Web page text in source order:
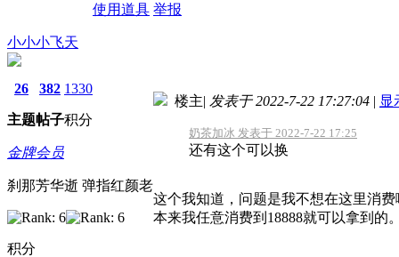
使用道具 举报
小小小飞天
26
主题
382
帖子
1330
积分
金牌会员
刹那芳华逝 弹指红颜老
积分
楼主| 发表于 2022-7-22 17:27:04 | 显
奶茶加冰 发表于 2022-7-22 17:25
还有这个可以换
这个我知道，问题是我不想在这里消费
本来我任意消费到18888就可以拿到的